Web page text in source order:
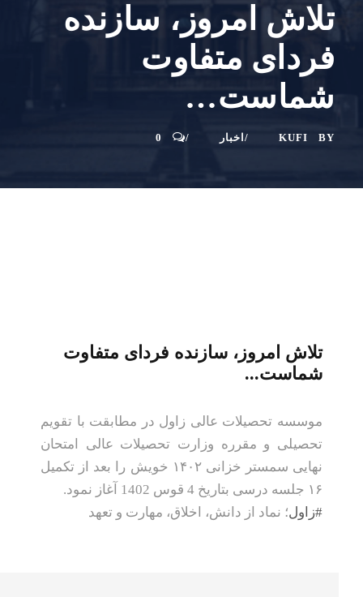
تلاش امروز، سازنده
فردای متفاوت
شماست…
KUFI اخبار 0
تلاش امروز، سازنده فردای متفاوت
شماست...
موسسه تحصیلات عالی زاول در مطابقت با تقویم
تحصیلی و مقرره وزارت تحصیلات عالی امتحان
نهایی سمستر خزانی ۱۴۰۲ خویش را بعد از تکمیل
#زاول؛ نماد از دانش، اخلاق، مهارت و تعهد